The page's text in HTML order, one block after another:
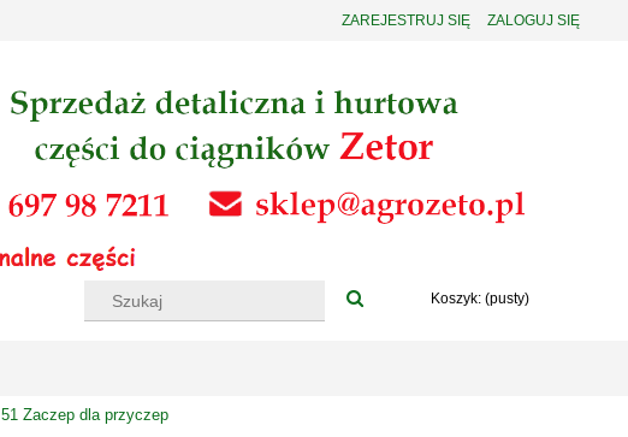
ZAREJESTRUJ SIĘ ZALOGUJ SIĘ
Koszyk: (pusty)
51 Zaczep dla przyczep